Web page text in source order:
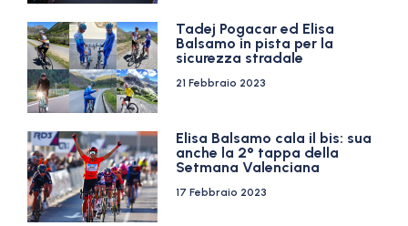
Tadej Pogacar ed Elisa
Balsamo in pista per la
sicurezza stradale
21 Febbraio 2023
Elisa Balsamo cala il bis: sua
anche la 2° tappa della
Setmana Valenciana
17 Febbraio 2023